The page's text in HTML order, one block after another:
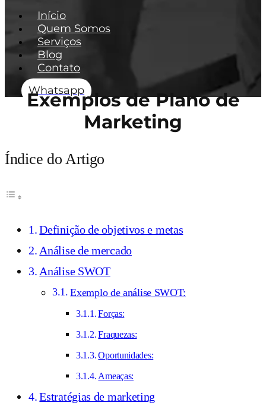
Início
Quem Somos
Serviços
Blog
Contato
Whatsapp
Exemplos de Plano de
Marketing
Índice do Artigo
Definição de objetivos e metas
Análise de mercado
Análise SWOT
Exemplo de análise SWOT:
Forças:
Fraquezas:
Oportunidades:
Ameaças:
Estratégias de marketing